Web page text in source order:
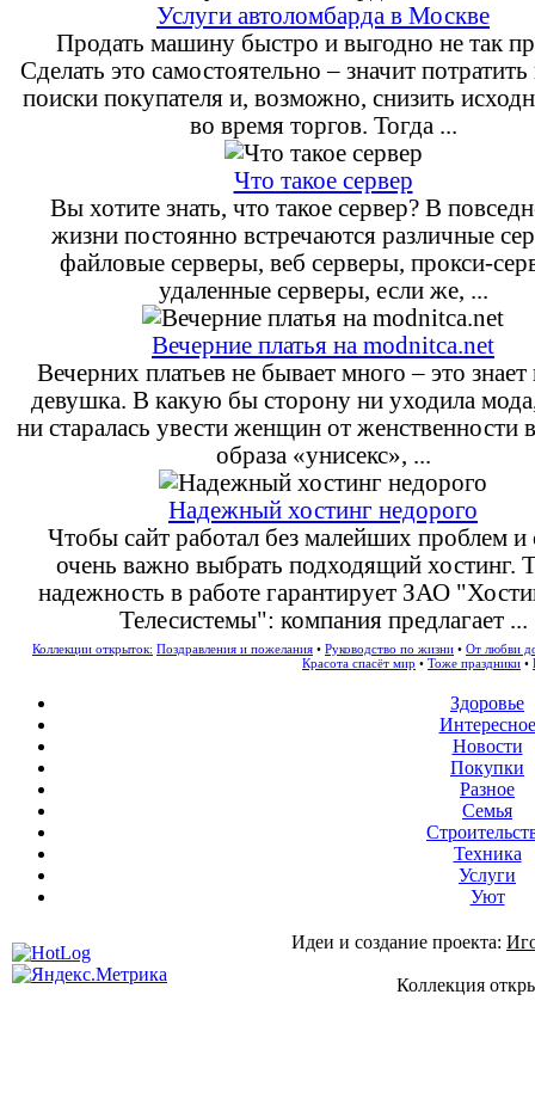
Услуги автоломбарда в Москве
Продать машину быстро и выгодно не так
Сделать это самостоятельно – значит
поиски покупателя и, возможно, снизить
во время торгов. Тогда ...
Что такое сервер
Вы хотите знать, что такое сервер? В
жизни постоянно встречаются различные
файловые серверы, веб серверы, прокси-
удаленные серверы, если же, ...
Вечерние платья на modnitca.net
Вечерних платьев не бывает много – это
девушка. В какую бы сторону ни уходила
ни старалась увести женщин от женственности
образа «унисекс», ...
Надежный хостинг недорого
Чтобы сайт работал без малейших проблем и
очень важно выбрать подходящий хостинг.
надежность в работе гарантирует ЗАО
Телесистемы": компания предлагает ...
Коллекции открыток: Поздравления и пожелания • Руководство по жизни • От любви
Красота спасёт мир • Тоже праздники •
Здоровье
Интересное
Новости
Покупки
Разное
Семья
Техника
Услуги
Уют
Идеи и создание проекта:
Коллекция